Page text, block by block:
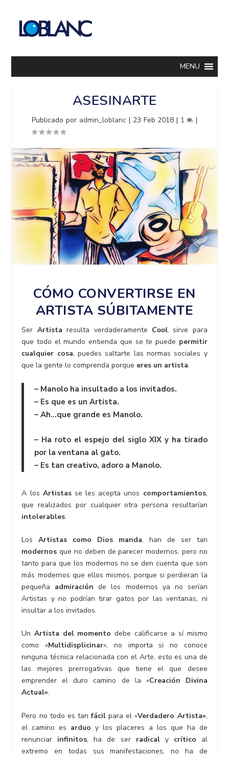
MENU
ASESINARTE
Publicado por admin_loblanc | 23 Feb 2018 | 1 |
CÓMO CONVERTIRSE EN
ARTISTA SÚBITAMENTE
Ser Artista resulta verdaderamente Cool, sirve para
que todo el mundo entienda que se te puede permitir
cualquier cosa, puedes saltarte las normas sociales y
que la gente lo comprenda porque eres un artista.
– Manolo ha insultado a los invitados.
– Es que es un Artista.
– Ah…que grande es Manolo.
– Ha roto el espejo del siglo XIX y ha tirado
por la ventana al gato.
– Es tan creativo, adoro a Manolo.
A los Artistasse les acepta unos comportamientos,
que realizados por cualquier otra persona resultarían
intolerables.
LosArtistas como Dios manda, han de ser tan
modernos que no deben de parecer modernos, pero no
tanto para que los modernos no se den cuenta que son
más modernos que ellos mismos, porque si perdieran la
pequeña admiración de los modernos ya no serían
Artistas y no podrían tirar gatos por las ventanas, ni
insultar a los invitados.
UnArtista del momento debe calificarse a sí mismo
como «Multidisplicinar«, no importa si no conoce
ninguna técnica relacionada con el Arte, esto es una de
las mejores prerrogativas que tiene el que desee
emprender el duro camino de la «Creación Divina
Actual».
Pero no todo es tanfácil para el «Verdadero Artista»,
el camino es arduo y los placeres a los que ha de
renunciar infinitos, ha de serradicaly crítico al
extremo en todas sus manifestaciones, no ha de